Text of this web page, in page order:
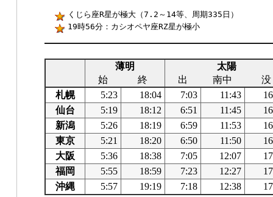
くじら座R星が極大（7.2～14等、周期335日）
19時56分：カシオペヤ座RZ星が極小
薄明
太陽
始
終 出 南中
没
札幌
5:23 18:04 7:03 11:43
仙台
5:19 18:12 6:51 11:45
新潟
5:26 18:19 6:59 11:53
東京
5:21 18:20 6:50 11:50
大阪
5:36 18:38 7:05 12:07
福岡
5:55 18:59 7:23 12:27
沖縄
5:57 19:19 7:18 12:38